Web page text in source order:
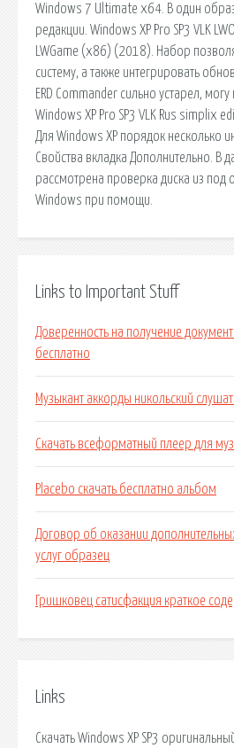
Windows 7 Ultimate x64. В один
редакции. Windows XP Pro SP3 VLK
LWGamе (x86) (2018). Набор
систему, а также интегрировать
ERD Commander сильно устарел,
Windows XP Pro SP3 VLK Rus simplix
Для Windows XP порядок несколько
Свойства вкладка Дополнительно. В
рассмотрена проверка диска из под
Windows при помощи.
Links to Important Stuff
Доверенность на получение
бесплатно
Музыкант аккорды никольский
Скачать всеформатный плеер для
Placebo скачать бесплатно альбом
Договор об оказании
услуг образец
Гришковец сатисфакция краткое
Links
Скачать Windows XP SP3